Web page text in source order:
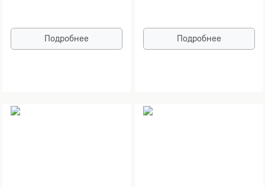
Подробнее Подробнее